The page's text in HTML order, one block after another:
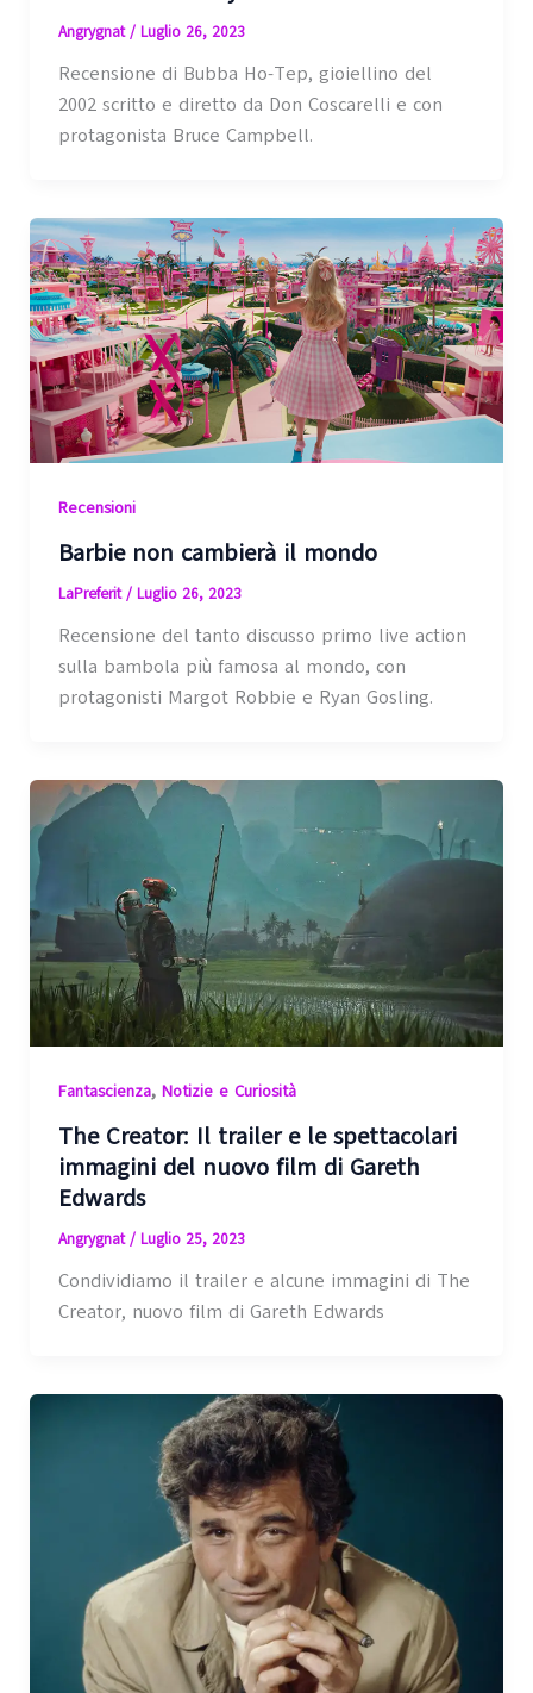
Angrygnat/ Luglio 26, 2023
Recensione di Bubba Ho-Tep, gioiellino del
2002 scritto e diretto da Don Coscarelli e con
protagonista Bruce Campbell.
Recensioni
Barbie non cambierà il mondo
LaPreferit/ Luglio 26, 2023
Recensione del tanto discusso primo live action
sulla bambola più famosa al mondo, con
protagonisti Margot Robbie e Ryan Gosling.
Fantascienza, Notizie e Curiosità
The Creator: Il trailer e le spettacolari
immagini del nuovo film di Gareth
Edwards
Angrygnat/ Luglio 25, 2023
Condividiamo il trailer e alcune immagini di The
Creator, nuovo film di Gareth Edwards